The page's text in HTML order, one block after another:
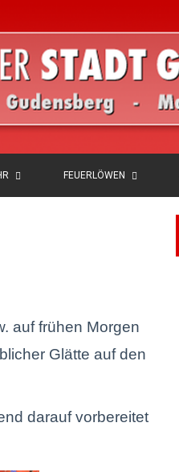
FEUERLÖWEN
auf frühen Morgen
Glätte auf den
darauf vorbereitet